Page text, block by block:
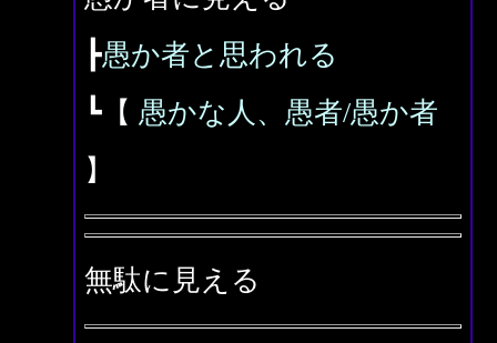
┣愚か者と思われる
┗【 愚かな人、愚者/愚か者
】
無駄に見える